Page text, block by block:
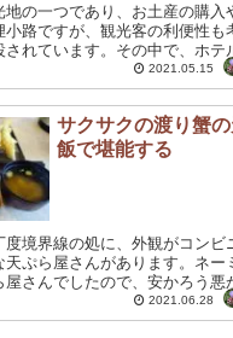
地の一つであり、お土産の購入
路ですが、観光客の利便性も
れています。その中で、ホテ
に面した立地環境の優れたホテ
2021.05.15
サクサクの渡り蟹
飯で堪能する
境界線の処に、外観がコンビ
天ぷら屋さんがあります。ネー
さんでしたので、安かろう悪
が、お値段はリーズナブルなの
2021.06.28